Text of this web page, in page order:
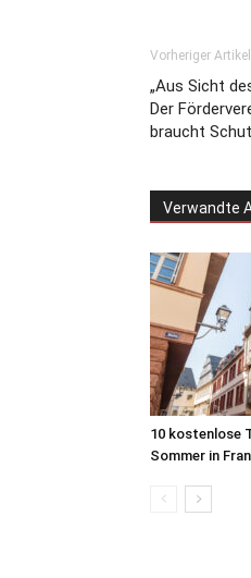
Vorheriger Artikel
„Aus Sicht
Der
braucht
Verwandte
10 kostenlose
Sommer in